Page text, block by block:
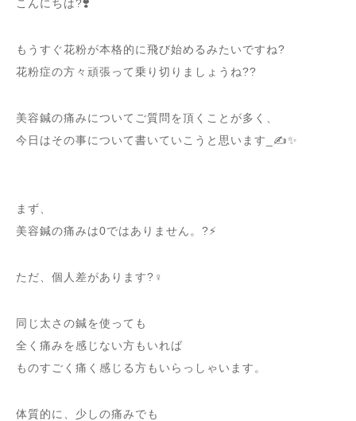
こんにちは?❣️
もうすぐ花粉が本格的に飛び始めるみたいですね?
花粉症の方々頑張って乗り切りましょうね??
美容鍼の痛みについてご質問を頂くことが多く、
今日はその事について書いていこうと思います_✍✨
まず、
美容鍼の痛みは0ではありません。?⚡️
ただ、個人差があります?‍♀️
同じ太さの鍼を使っても
全く痛みを感じない方もいれば
ものすごく痛く感じる方もいらっしゃいます。
体質的に、少しの痛みでも